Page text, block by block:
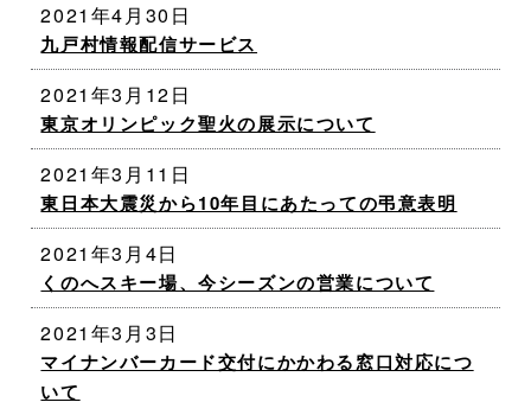
2021年4月30日
九戸村情報配信サービス
2021年3月12日
東京オリンピック聖火の展示について
2021年3月11日
東日本大震災から10年目にあたっての弔意表明
2021年3月4日
くのへスキー場、今シーズンの営業について
2021年3月3日
マイナンバーカード交付にかかわる窓口対応につ
いて